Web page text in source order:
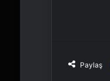
Paylaş